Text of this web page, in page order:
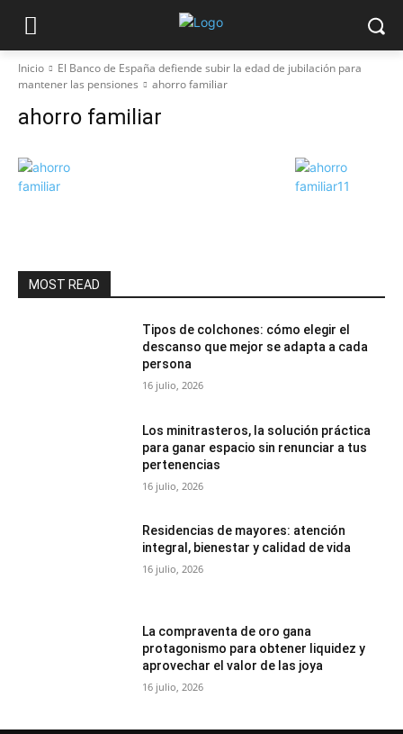
Inicio
El Banco de España defiende subir la edad de jubilación para
mantener las pensiones
ahorro familiar
ahorro familiar
MOST READ
Tipos de colchones: cómo elegir el
descanso que mejor se adapta a cada
persona
16 julio, 2026
Los minitrasteros, la solución práctica
para ganar espacio sin renunciar a tus
pertenencias
16 julio, 2026
Residencias de mayores: atención
integral, bienestar y calidad de vida
16 julio, 2026
La compraventa de oro gana
protagonismo para obtener liquidez y
aprovechar el valor de las joya
16 julio, 2026